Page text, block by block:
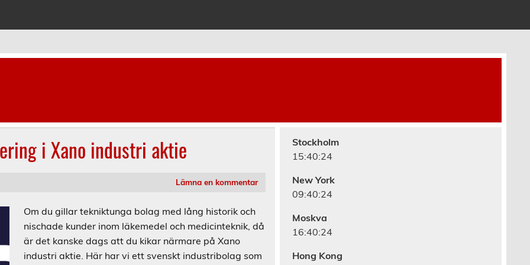
i Xano industri aktie
Lämna en kommentar
Om du gillar tekniktunga bolag med lång historik och
nischade kunder inom läkemedel och medicinteknik, då
är det kanske dags att du kikar närmare på Xano
industri aktie. Här har vi ett svenskt industribolag som
Stockholm
15:40:25
New York
09:40:25
Moskva
16:40:25
Hong Kong